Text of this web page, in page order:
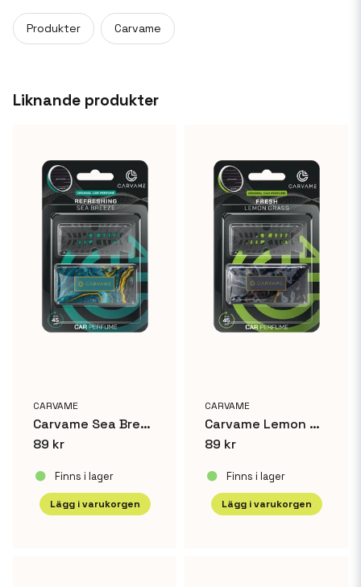
Ja, ni får publicera min fråga
Produkter Carvame
Liknande produkter
CARVAME
Carvame Sea Breeze Solid
89 kr
Finns i lager
Lägg i varukorgen
CARVAME
Carvame Lemon Grass Solid
89 kr
Finns i lager
Lägg i varukorgen